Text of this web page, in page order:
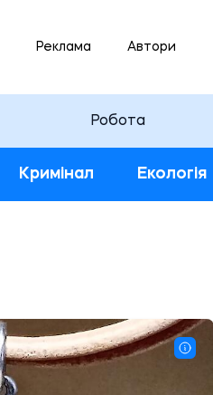
Реклама Автори
Робота
Кримінал Екологія